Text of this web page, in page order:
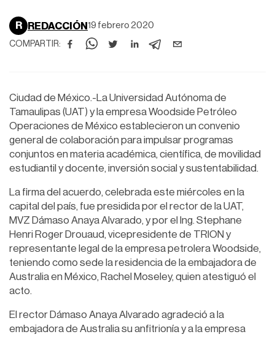
R REDACCIÓN 19 febrero 2020
COMPARTIR:
Ciudad de México.-La Universidad Autónoma de
Tamaulipas (UAT) y la empresa Woodside Petróleo
Operaciones de México establecieron un convenio
general de colaboración para impulsar programas
conjuntos en materia académica, científica, de movilidad
estudiantil y docente, inversión social y sustentabilidad.
La firma del acuerdo, celebrada este miércoles en la
capital del país, fue presidida por el rector de la UAT,
MVZ Dámaso Anaya Alvarado, y por el Ing. Stephane
Henri Roger Drouaud, vicepresidente de TRION y
representante legal de la empresa petrolera Woodside,
teniendo como sede la residencia de la embajadora de
Australia en México, Rachel Moseley, quien atestiguó el
acto.
El rector Dámaso Anaya Alvarado agradeció a la
embajadora de Australia su anfitrionía y a la empresa